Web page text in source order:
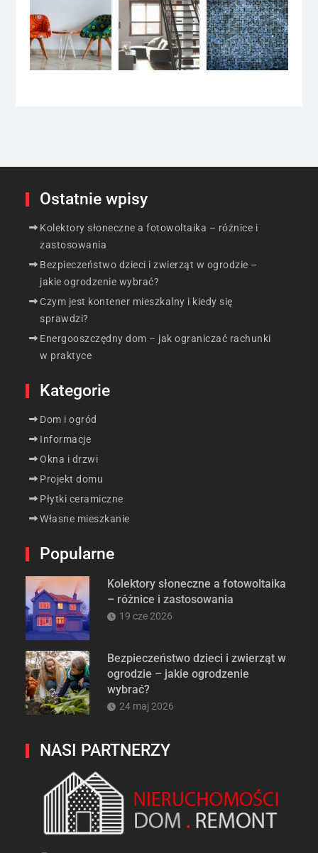
Ostatnie wpisy
Kolektory słoneczne a fotowoltaika – różnice i
zastosowania
Bezpieczeństwo dzieci i zwierząt w ogrodzie –
jakie ogrodzenie wybrać?
Czym jest kontener mieszkalny i kiedy się
sprawdzi?
Energooszczędny dom – jak ograniczać rachunki
w praktyce
Kategorie
Dom i ogród
Informacje
Okna i drzwi
Projekt domu
Płytki ceramiczne
Własne mieszkanie
Popularne
Kolektory słoneczne a fotowoltaika
– różnice i zastosowania
19 cze 2026
Bezpieczeństwo dzieci i zwierząt w
ogrodzie – jakie ogrodzenie
wybrać?
24 maj 2026
NASI PARTNERZY